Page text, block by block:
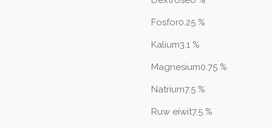
Fosfor0.25 %
Kalium3.1 %
Magnesium0.75 %
Natrium7.5 %
Ruw eiwit7.5 %